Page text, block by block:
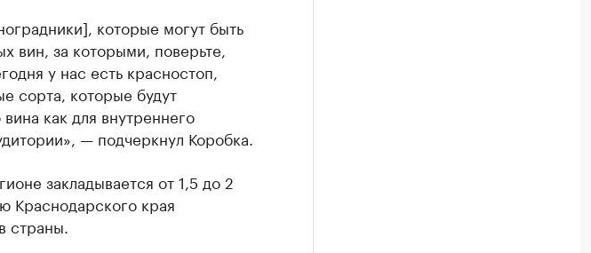
которые могут быть
вин, за которыми, поверьте,
у нас есть красностоп,
сорта, которые будут
как для внутреннего
— подчеркнул Коробка.
закладывается от 1,5 до 2
Краснодарского края
страны.